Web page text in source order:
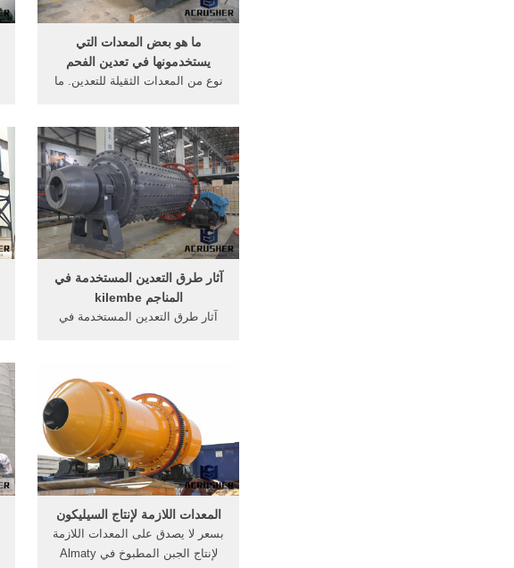
ما هو بعض المعدات التي
يستخدمونها في تعدين الفحم
نوع من المعدات الثقيلة للتعدين. ما
ادوات ازالة الشوائب فوق الماء و
تختلف تلك المعدات على حسب نوع
...
آثار طرق التعدين المستخدمة في
المناجم kilembe
آثار طرق التعدين المستخدمة في
استخلاص المعادن القيمة ، أو أي
مواد جيولوجية أخرى من باطن
الأرض, عادة (وليس دائما ) من
جسم ...
المعدات اللازمة لإنتاج السيليكون
بسعر لا يصدق على المعدات اللازمة
لإنتاج الجبن المطبوخ في Almaty